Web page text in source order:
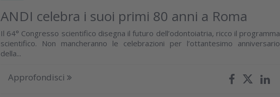
ANDI celebra i suoi primi 80 anni a Roma
Il 64° Congresso scientifico disegna il futuro dell’odontoiatria, ricco il programma
scientifico. Non mancheranno le celebrazioni per l’ottantesimo anniversario
della...
Approfondisci